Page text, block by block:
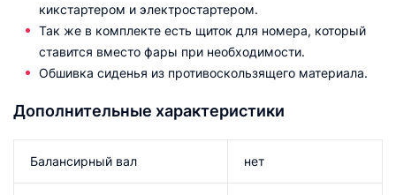
кикстартером и электростартером.
Так же в комплекте есть щиток для номера, который
ставится вместо фары при необходимости.
Обшивка сиденья из противоскользящего материала.
Дополнительные характеристики
Балансирный вал нет